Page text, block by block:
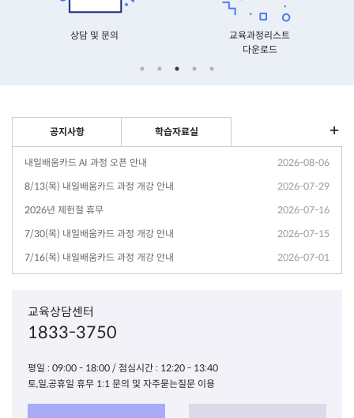
상담 및 문의
교육과정리스트
다운로드
공지사항 학습자료실
내일배움카드 AI 과정 오픈 안내
2026-08-06
8/13(목) 내일배움카드 과정 개강 안내
2026-07-29
2026년 제헌절 휴무
2026-07-16
7/30(목) 내일배움카드 과정 개강 안내
2026-07-15
7/16(목) 내일배움카드 과정 개강 안내
2026-07-01
교육상담센터
1833-3750
평일 : 09:00 - 18:00 / 점심시간 : 12:20 - 13:40
토,일,공휴일 휴무 1:1 문의 및 자주묻는질문 이용